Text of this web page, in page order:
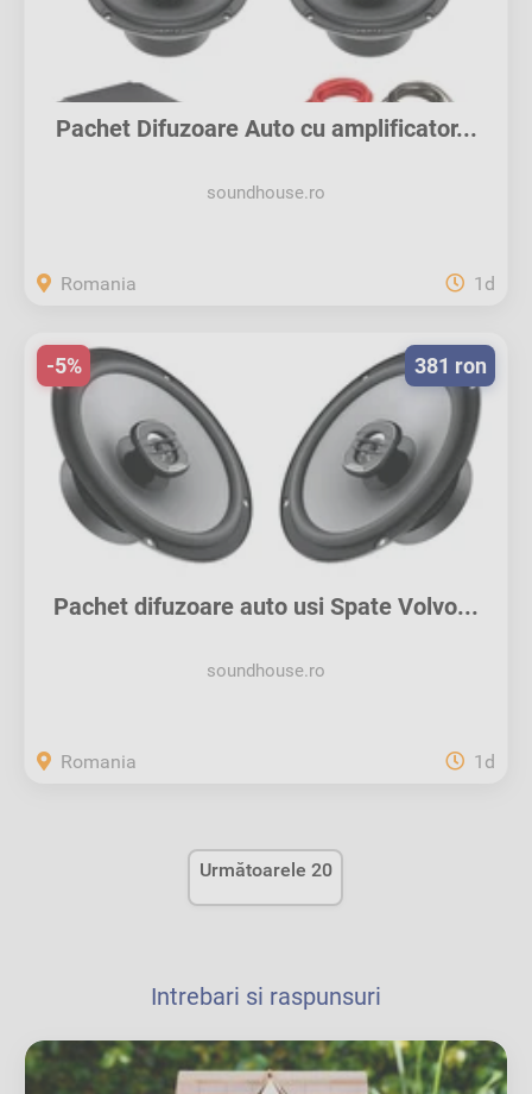
Pachet Difuzoare Auto cu amplificator...
soundhouse.ro
Romania 1d
Pachet difuzoare auto usi Spate Volvo...
soundhouse.ro
381 ron
-5%
Romania 1d
Următoarele 20
Intrebari si raspunsuri